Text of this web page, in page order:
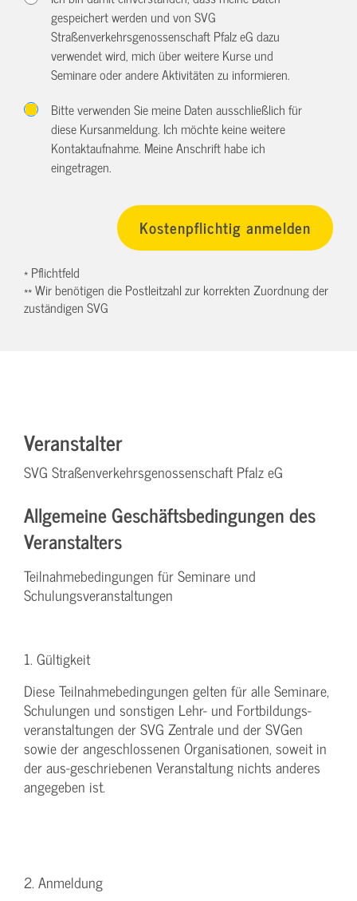
gespeichert werden und von SVG
Straßenverkehrsgenossenschaft Pfalz eG dazu
verwendet wird, mich über weitere Kurse und
Seminare oder andere Aktivitäten zu informieren.
Bitte verwenden Sie meine Daten ausschließlich für
diese Kursanmeldung. Ich möchte keine weitere
Kontaktaufnahme. Meine Anschrift habe ich
eingetragen.
* Pflichtfeld
** Wir benötigen die Postleitzahl zur korrekten Zuordnung der
zuständigen SVG
Veranstalter
SVG Straßenverkehrsgenossenschaft Pfalz eG
Allgemeine Geschäftsbedingungen des
Veranstalters
Teilnahmebedingungen für Seminare und
Schulungsveranstaltungen
1. Gültigkeit
Diese Teilnahmebedingungen gelten für alle Seminare,
Schulungen und sonstigen Lehr- und Fortbildungs-
veranstaltungen der SVG Zentrale und der SVGen
sowie der angeschlossenen Organisationen, soweit in
der aus-geschriebenen Veranstaltung nichts anderes
angegeben ist.
2. Anmeldung